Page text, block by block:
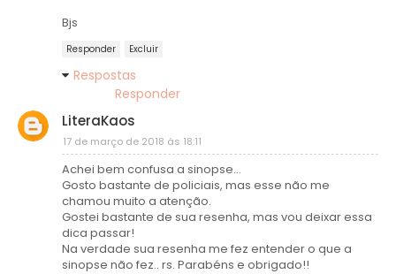
Bjs
Responder Excluir
Respostas
Responder
LiteraKaos
17 de março de 2018 às 18:11
Achei bem confusa a sinopse...
Gosto bastante de policiais, mas esse não me
chamou muito a atenção.
Gostei bastante de sua resenha, mas vou deixar essa
dica passar!
Na verdade sua resenha me fez entender o que a
sinopse não fez.. rs. Parabéns e obrigado!!